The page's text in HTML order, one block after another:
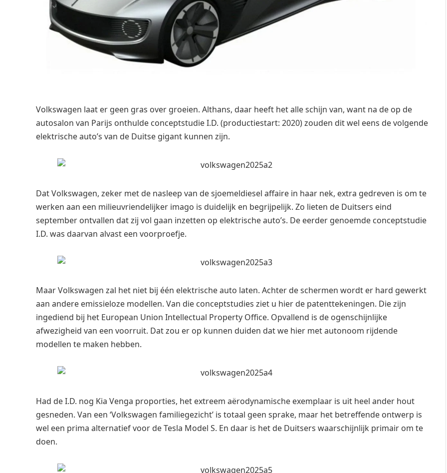
Volkswagen laat er geen gras over groeien. Althans, daar heeft het alle schijn van, want na de op de
autosalon van Parijs onthulde conceptstudie I.D. (productiestart: 2020) zouden dit wel eens de volgende
elektrische auto’s van de Duitse gigant kunnen zijn.
Dat Volkswagen, zeker met de nasleep van de sjoemeldiesel affaire in haar nek, extra gedreven is om te
werken aan een milieuvriendelijker imago is duidelijk en begrijpelijk. Zo lieten de Duitsers eind
september ontvallen dat zij vol gaan inzetten op elektrische auto’s. De eerder genoemde conceptstudie
I.D. was daarvan alvast een voorproefje.
Maar Volkswagen zal het niet bij één elektrische auto laten. Achter de schermen wordt er hard gewerkt
aan andere emissieloze modellen. Van die conceptstudies ziet u hier de patenttekeningen. Die zijn
ingediend bij het European Union Intellectual Property Office. Opvallend is de ogenschijnlijke
afwezigheid van een voorruit. Dat zou er op kunnen duiden dat we hier met autonoom rijdende
modellen te maken hebben.
Had de I.D. nog Kia Venga proporties, het extreem aërodynamische exemplaar is uit heel ander hout
gesneden. Van een ‘Volkswagen familiegezicht’ is totaal geen sprake, maar het betreffende ontwerp is
wel een prima alternatief voor de Tesla Model S. En daar is het de Duitsers waarschijnlijk primair om te
doen.